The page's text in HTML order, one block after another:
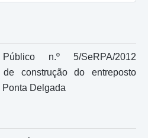
n.º 5/SeRPA/2012
de construção do entreposto
Delgada